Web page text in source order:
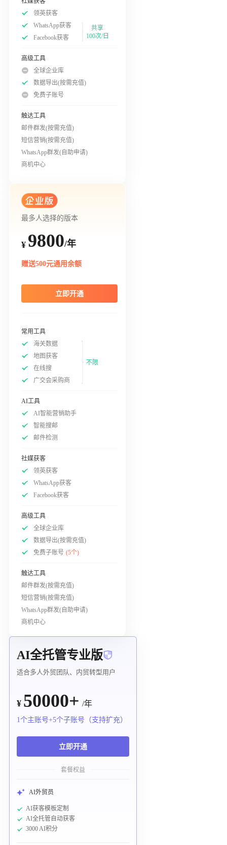
领英获客
WhatsApp获客
Facebook获客
共享
100次/日
高级工具
全球企业库
数据导出(按需充值)
免费子账号
触达工具
邮件群发(按需充值)
短信营销(按需充值)
WhatsApp群发(自助申请)
商机中心
最多人选择的版本
¥ 9800/年
赠送500元通用余额
立即开通
常用工具
海关数据
地图获客
在线搜
广交会采购商
不限
AI工具
AI智能营销助手
智能搜邮
邮件检测
社媒获客
领英获客
WhatsApp获客
Facebook获客
高级工具
全球企业库
数据导出(按需充值)
免费子账号 (5个)
触达工具
邮件群发(按需充值)
短信营销(按需充值)
WhatsApp群发(自助申请)
商机中心
AI全托管专业版
适合多人外贸团队、内贸转型用户
¥ 50000+ /年
1个主账号+5个子账号（支持扩充）
立即开通
套餐权益
AI外贸员
AI获客模板定制
AI全托管自动获客
3000 AI积分